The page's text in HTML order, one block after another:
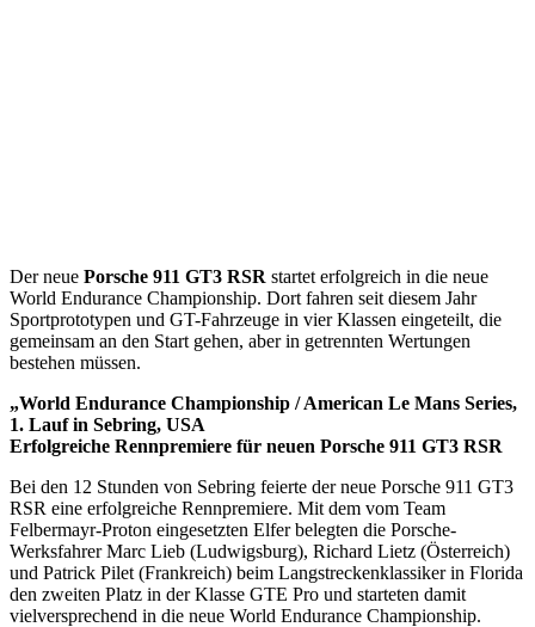
Der neue Porsche 911 GT3 RSR startet erfolgreich in die neue
World Endurance Championship. Dort fahren seit diesem Jahr
Sportprototypen und GT-Fahrzeuge in vier Klassen eingeteilt, die
gemeinsam an den Start gehen, aber in getrennten Wertungen
bestehen müssen.
„World Endurance Championship / American Le Mans Series,
1. Lauf in Sebring, USA
Erfolgreiche Rennpremiere für neuen Porsche 911 GT3 RSR
Bei den 12 Stunden von Sebring feierte der neue Porsche 911 GT3
RSR eine erfolgreiche Rennpremiere. Mit dem vom Team
Felbermayr-Proton eingesetzten Elfer belegten die Porsche-
Werksfahrer Marc Lieb (Ludwigsburg), Richard Lietz (Österreich)
und Patrick Pilet (Frankreich) beim Langstreckenklassiker in Florida
den zweiten Platz in der Klasse GTE Pro und starteten damit
vielversprechend in die neue World Endurance Championship.